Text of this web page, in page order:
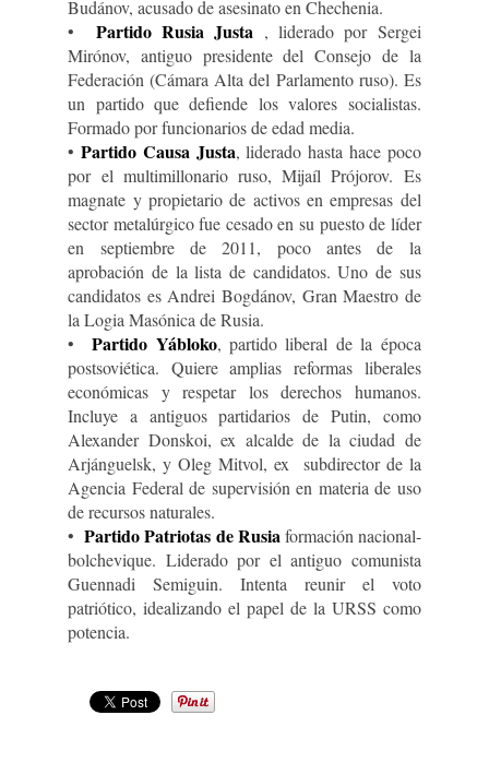
Budánov, acusado de asesinato en Chechenia.
• Partido Rusia Justa , liderado por Sergei
Mirónov, antiguo presidente del Consejo de la
Federación (Cámara Alta del Parlamento ruso). Es
un partido que defiende los valores socialistas.
Formado por funcionarios de edad media.
•Partido Causa Justa, liderado hasta hace poco
por el multimillonario ruso, Mijaíl Prójorov. Es
magnate y propietario de activos en empresas del
sector metalúrgico fue cesado en su puesto de líder
en septiembre de 2011, poco antes de la
aprobación de la lista de candidatos. Uno de sus
candidatos es Andrei Bogdánov, Gran Maestro de
la Logia Masónica de Rusia.
•Partido Yábloko, partido liberal de la época
postsoviética. Quiere amplias reformas liberales
económicas y respetar los derechos humanos.
Incluye a antiguos partidarios de Putin, como
Alexander Donskoi, ex alcalde de la ciudad de
Arjánguelsk, y Oleg Mitvol, ex subdirector de la
Agencia Federal de supervisión en materia de uso
de recursos naturales.
•Partido Patriotas de Rusiaformación nacional-
bolchevique. Liderado por el antiguo comunista
Guennadi Semiguin. Intenta reunir el voto
patriótico, idealizando el papel de la URSS como
potencia.